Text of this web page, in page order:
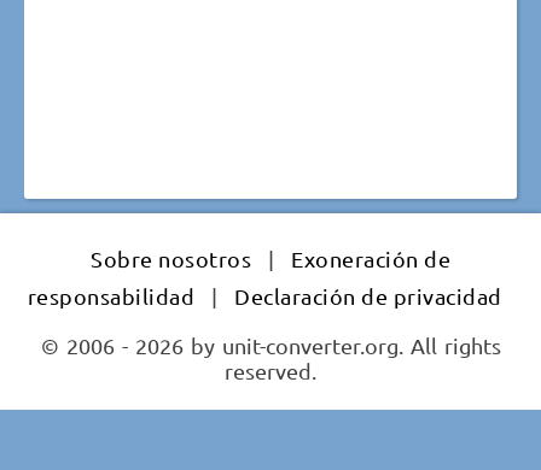
Sobre nosotros |
Exoneración de
responsabilidad
|
Declaración de privacidad
© 2006 - 2026 by unit-converter.org. All rights
reserved.